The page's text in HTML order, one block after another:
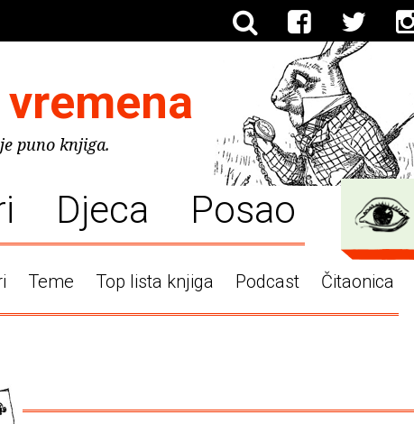
puno knjiga.
Djeca Posao
Teme Top lista knjiga Podcast Čitaonica